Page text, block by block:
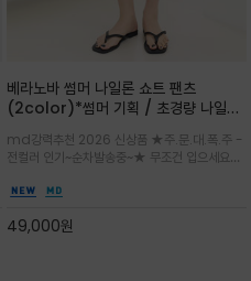
베라노바 썸머 나일론 쇼트 팬츠
(2color)*썸머 기획 / 초경량 나일론
가벼운 아이템 / 여행 / 일상 / 운동 모
두 가능한 아이템
md강력추천 2026 신상품 ★주.문.대.폭.주 -
전컬러 인기~순차발송중~★ 무조건 입으세요~~
입니다^^가볍고 드라이한 터치감의 나일론 소
룩, 모임룩, 데일리룩까지 다양하게
49,000원